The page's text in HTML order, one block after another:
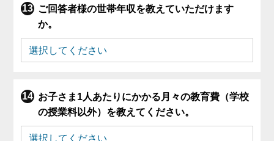
ご回答者様の世帯年収を教えていただけます
か。
お子さま1人あたりにかかる月々の教育費（学校
の授業料以外）を教えてください。